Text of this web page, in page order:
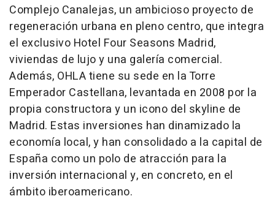
Complejo Canalejas, un ambicioso proyecto de
regeneración urbana en pleno centro, que integra
el exclusivo Hotel Four Seasons Madrid,
viviendas de lujo y una galería comercial.
Además, OHLA tiene su sede en la Torre
Emperador Castellana, levantada en 2008 por la
propia constructora y un icono del skyline de
Madrid. Estas inversiones han dinamizado la
economía local, y han consolidado a la capital de
España como un polo de atracción para la
inversión internacional y, en concreto, en el
ámbito iberoamericano.